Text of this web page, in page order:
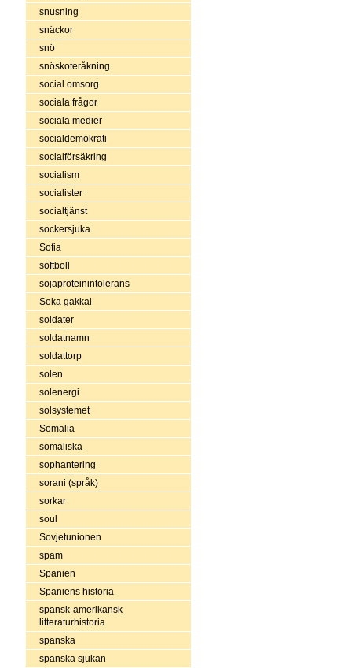
snusning
snäckor
snö
snöskoteråkning
social omsorg
sociala frågor
sociala medier
socialdemokrati
socialförsäkring
socialism
socialister
socialtjänst
sockersjuka
Sofia
softboll
sojaproteinintolerans
Soka gakkai
soldater
soldatnamn
soldattorp
solen
solenergi
solsystemet
Somalia
somaliska
sophantering
sorani (språk)
sorkar
soul
Sovjetunionen
spam
Spanien
Spaniens historia
spansk-amerikansk
litteraturhistoria
spanska
spanska sjukan